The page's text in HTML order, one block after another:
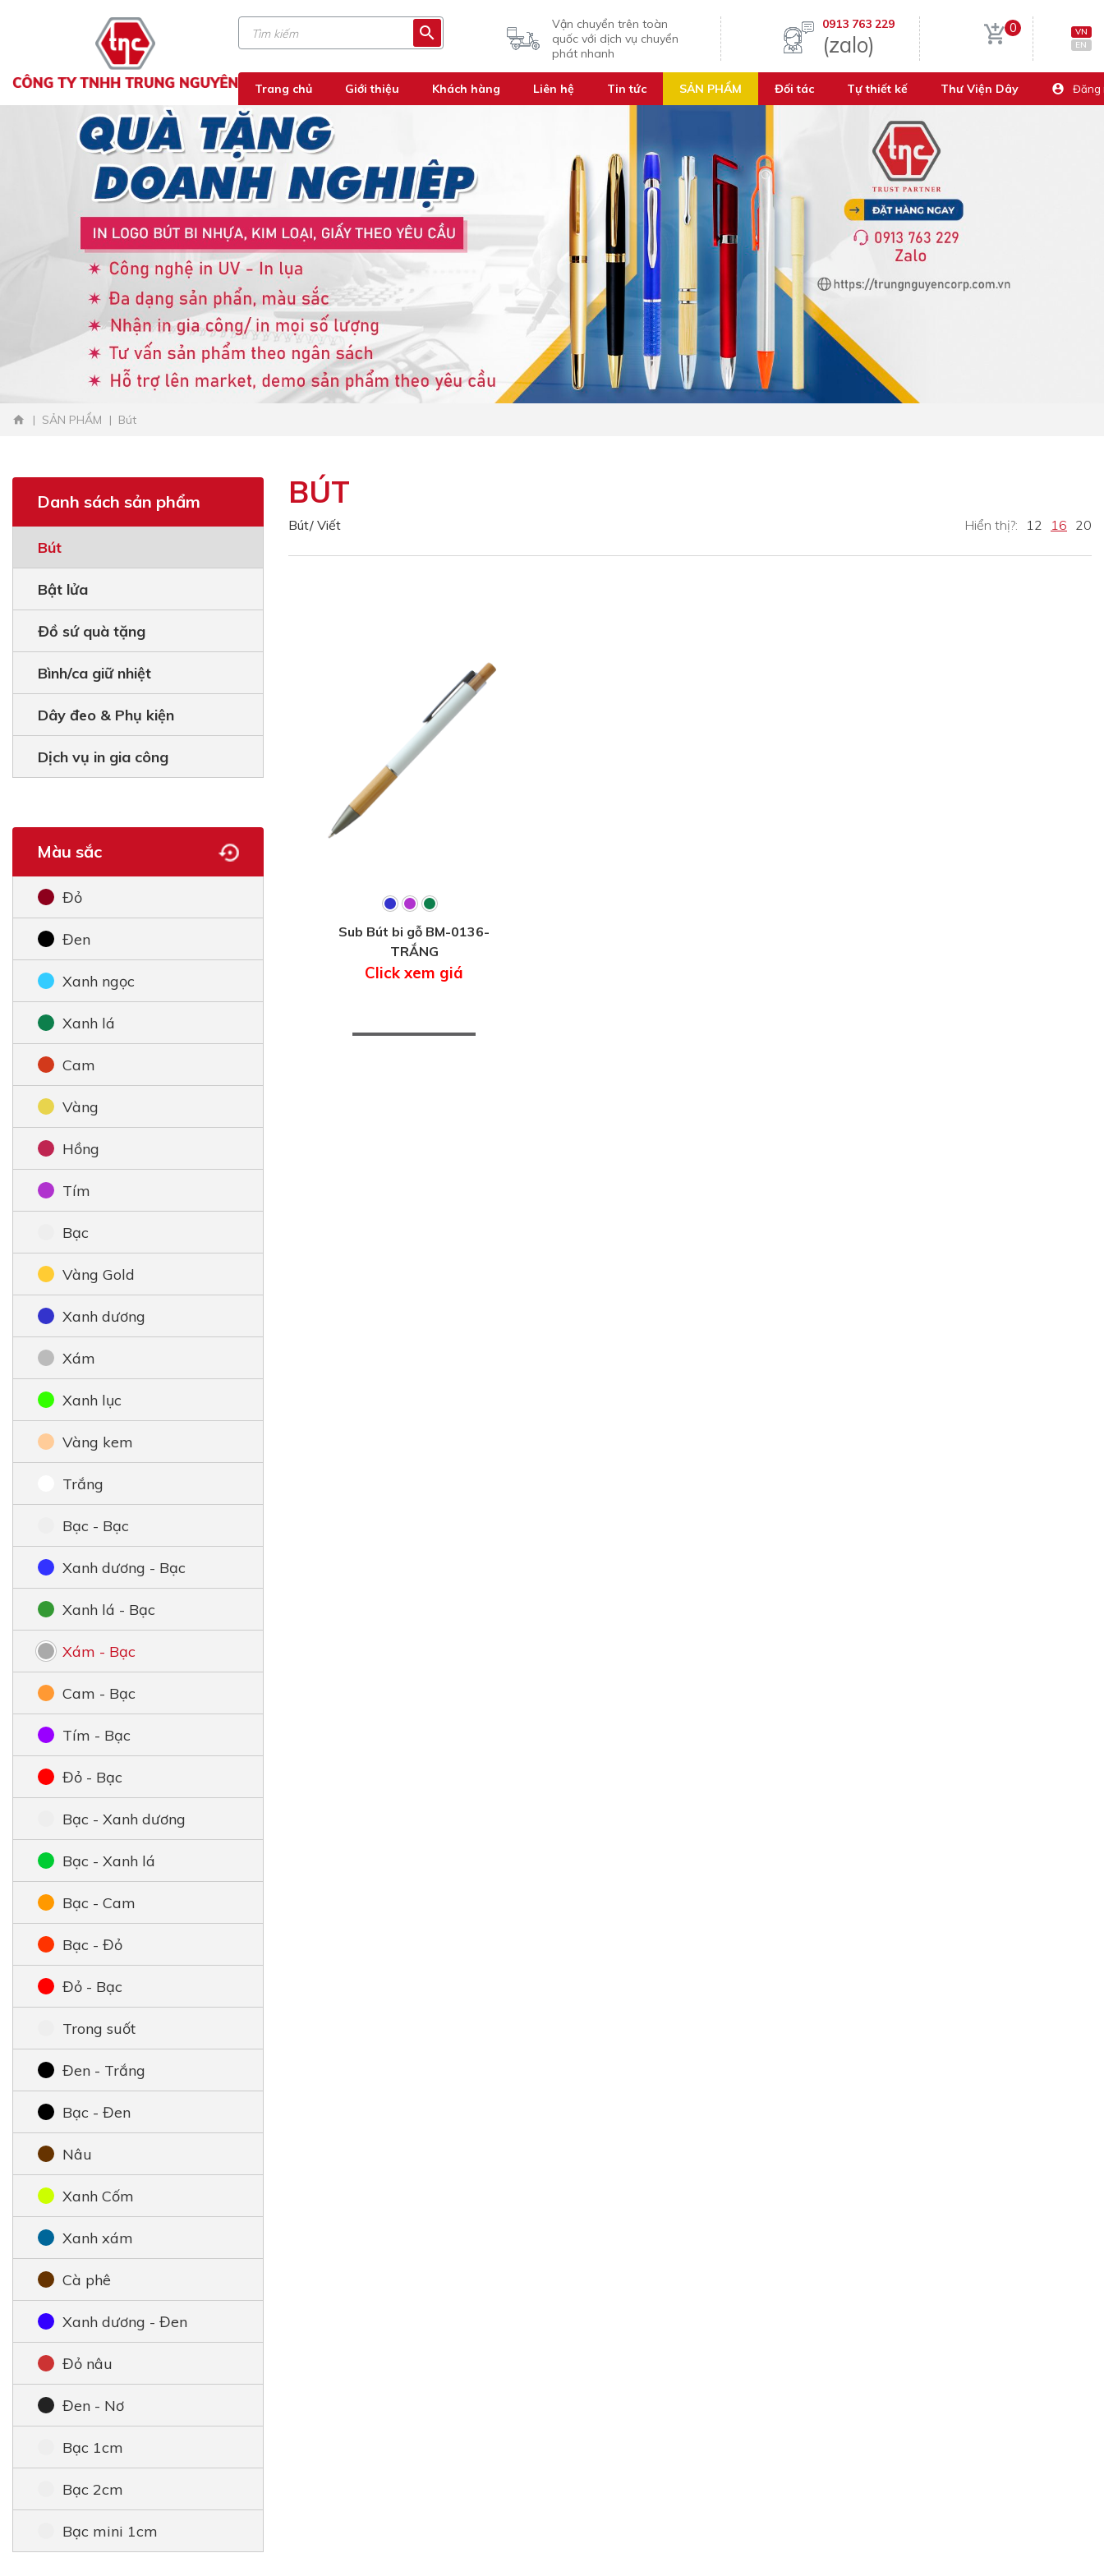
Vận chuyển trên toàn
quốc với dịch vụ chuyển
phát nhanh
0913 763 229
(zalo)
0
VN
EN
Trang chủ Giới thiệu Khách hàng Liên hệ Tin tức SẢN PHẨM Đối tác Tự thiết kế Thư Viện Dây Đăng
SẢN PHẨM Bút
Danh sách sản phẩm
Bút
Bật lửa
Đồ sứ quà tặng
Bình/ca giữ nhiệt
Dây đeo & Phụ kiện
Dịch vụ in gia công
Màu sắc
Đỏ
Đen
Xanh ngọc
Xanh lá
Cam
Vàng
Hồng
Tím
Bạc
Vàng Gold
Xanh dương
Xám
Xanh lục
Vàng kem
Trắng
Bạc - Bạc
Xanh dương - Bạc
Xanh lá - Bạc
Xám - Bạc
Cam - Bạc
Tím - Bạc
Đỏ - Bạc
Bạc - Xanh dương
Bạc - Xanh lá
Bạc - Cam
Bạc - Đỏ
Đỏ - Bạc
Trong suốt
Đen - Trắng
Bạc - Đen
Nâu
Xanh Cốm
Xanh xám
Cà phê
Xanh dương - Đen
Đỏ nâu
Đen - Nơ
Bạc 1cm
Bạc 2cm
Bạc mini 1cm
BÚT
Bút/ Viết Hiển thị?: 12 16 20
Sub Bút bi gỗ BM-0136-
TRẮNG
Click xem giá